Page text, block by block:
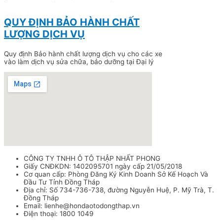
QUY ĐỊNH BẢO HÀNH CHẤT
LƯỢNG DỊCH VỤ
Quy định Bảo hành chất lượng dịch vụ cho các xe
vào làm dịch vụ sửa chữa, bảo dưỡng tại Đại lý
CÔNG TY TNHH Ô TÔ THẬP NHẤT PHONG
Giấy CNĐKDN: 1402095701 ngày cấp 21/05/2018
Cơ quan cấp: Phòng Đăng Ký Kinh Doanh Sở Kế Hoạch Và
Đầu Tư Tỉnh Đồng Tháp
Địa chỉ: Số 734-736-738, đường Nguyễn Huệ, P. Mỹ Trà, T.
Đồng Tháp
Email: lienhe@hondaotodongthap.vn
Điện thoại: 1800 1049